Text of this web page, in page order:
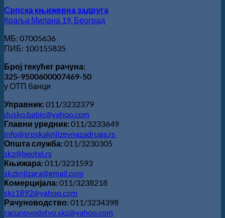
Српска књижевна задруга
Краља Милана 19, Београд
МБ: 07005636
ПИБ: 100155835
Број текућег рачуна:
325-9500600007469-50
у ОТП банци
Управник:011/3232379
dusko.babic@yahoo.com
Главни уредник:011/3233649
info@srpskaknjizevnazadruga.rs
Општа служба:011/3230305
skz@beotel.rs
Књижара:011/3231593
skzknjizara@gmail.com
Комерцијала:011/3238218
skz1892@yahoo.com
Рачуноводство:011/3234398
racunovodstvo.skz@yahoo.com